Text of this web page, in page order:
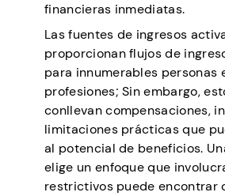
financieras inmediatas.
Las fuentes de ingresos
proporcionan flujos de
para innumerables personas
profesiones; Sin embargo,
conllevan compensaciones,
limitaciones prácticas que
al potencial de beneficios.
elige un enfoque que
restrictivos puede encontrar